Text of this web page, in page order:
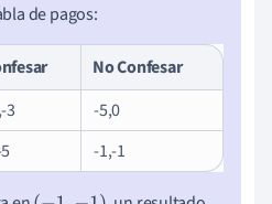
de pagos:
No Confesar
3
-5,0
-1,-1